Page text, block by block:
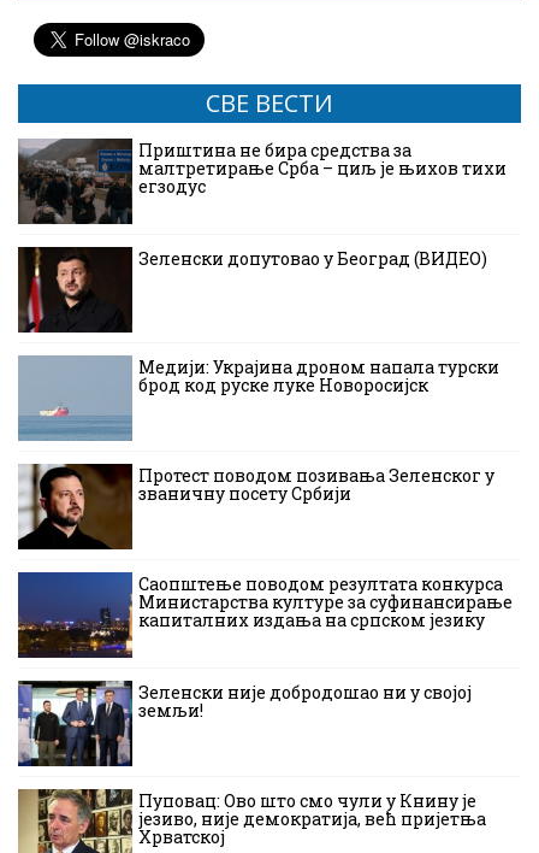
СВЕ ВЕСТИ
Приштина не бира средства за
малтретирање Срба – циљ је њихов тихи
егзодус
Зеленски допутовао у Београд (ВИДЕО)
Медији: Украјина дроном напала турски
брод код руске луке Новоросијск
Протест поводом позивања Зеленског у
званичну посету Србији
Саопштење поводом резултата конкурса
Министарства културе за суфинансирање
капиталних издања на српском језику
Зеленски није добродошао ни у својој
земљи!
Пуповац: Ово што смо чули у Книну је
језиво, није демократија, већ пријетња
Хрватској